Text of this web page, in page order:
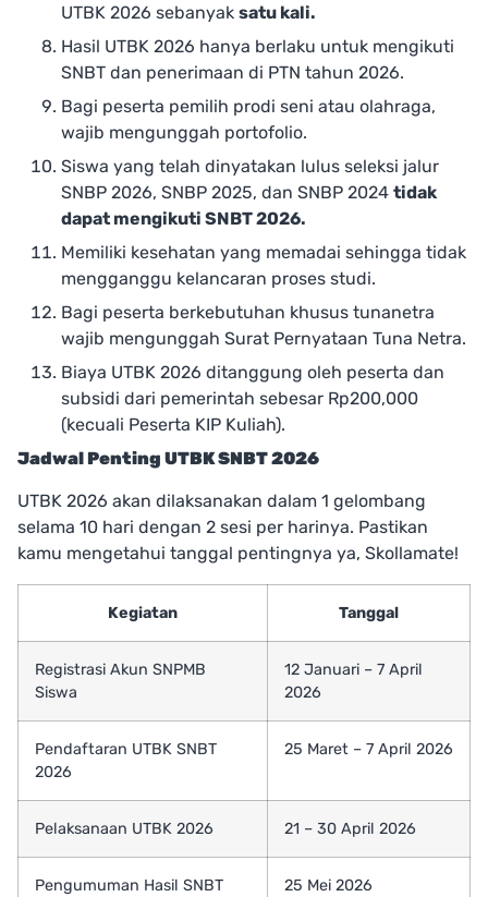
UTBK 2026 sebanyak satu kali.
Hasil UTBK 2026 hanya berlaku untuk mengikuti
SNBT dan penerimaan di PTN tahun 2026.
Bagi peserta pemilih prodi seni atau olahraga,
wajib mengunggah portofolio.
Siswa yang telah dinyatakan lulus seleksi jalur
SNBP 2026, SNBP 2025, dan SNBP 2024 tidak
dapat mengikuti SNBT 2026.
Memiliki kesehatan yang memadai sehingga tidak
mengganggu kelancaran proses studi.
Bagi peserta berkebutuhan khusus tunanetra
wajib mengunggah Surat Pernyataan Tuna Netra.
Biaya UTBK 2026 ditanggung oleh peserta dan
subsidi dari pemerintah sebesar Rp200,000
(kecuali Peserta KIP Kuliah).
Jadwal Penting UTBK SNBT 2026
UTBK 2026 akan dilaksanakan dalam 1 gelombang
selama 10 hari dengan 2 sesi per harinya. Pastikan
kamu mengetahui tanggal pentingnya ya, Skollamate!
Kegiatan Tanggal
Registrasi Akun SNPMB
Siswa
12 Januari – 7 April
2026
Pendaftaran UTBK SNBT
2026
25 Maret – 7 April 2026
Pelaksanaan UTBK 2026 21 – 30 April 2026
Pengumuman Hasil SNBT
25 Mei 2026